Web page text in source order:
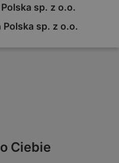
sp. z o.o.
sp. z o.o.
Ciebie